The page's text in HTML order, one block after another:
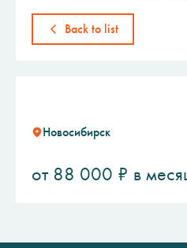
Back to list
Новосибирск
от 88 000 ₽ в